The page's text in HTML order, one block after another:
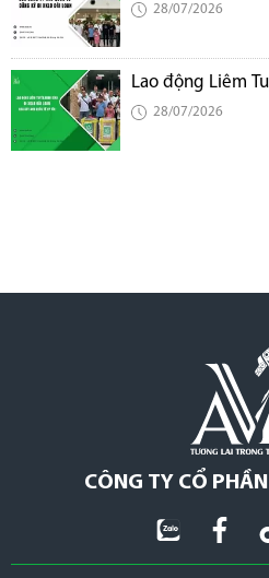
28/07/2026
Lao động Liêm
28/07/2026
CÔNG TY CỔ